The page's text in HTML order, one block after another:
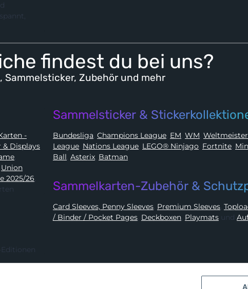
findest du bei uns?
Sammelsticker, Zubehör und mehr
& Displays
Game,
Union
2025/26,
Sammelsticker &
Bundesliga, Champions League, EM, WM,
League, Nations League, LEGO® Ninjago, Fortnite,
Ball, Asterix, Batman
Sammelkarten-Zubehör &
Card Sleeves, Penny Sleeves, Premium Sleeves,
/ Binder / Pocket Pages, Deckboxen, Playmats und